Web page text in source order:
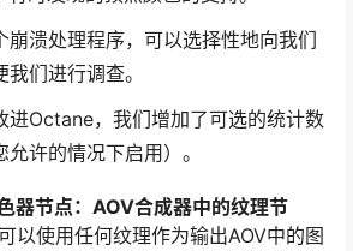
崩溃处理程序，可以选择性地向我们
们进行调查。
进Octane，我们增加了可选的统计数
许的情况下启用）。
节点：AOV合成器中的纹理节
以使用任何纹理作为输出AOV中的图